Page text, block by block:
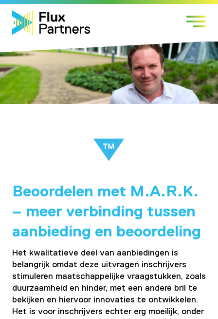
Skip
to
content
Markten
Expertises
Werken bij
Over Flux
Contact
Beoordelen met M.A.R.K.
– meer verbinding tussen
aanbieding en beoordeling
Het kwalitatieve deel van aanbiedingen is
belangrijk omdat deze uitvragen inschrijvers
stimuleren maatschappelijke vraagstukken, zoals
duurzaamheid en hinder, met een andere bril te
bekijken en hiervoor innovaties te ontwikkelen.
Het is voor inschrijvers echter erg moeilijk, onder